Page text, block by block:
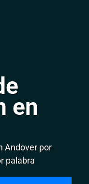
en
Andover por
palabra